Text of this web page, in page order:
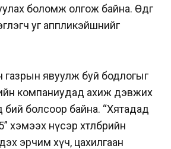
боломж олгож байна. Өдгөө
уг аппликэйшнийг
газрын явуулж буй бодлогыг
компаниудад ахиж дэвжих
болсоор байна. “Хятадад
нүсэр хөтөлбөрийн
эрчим хүч, цахилгаан